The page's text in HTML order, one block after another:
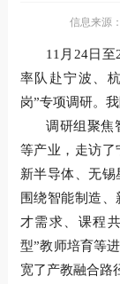
信息来源
11月24日
率队赴宁波、
岗”专项调研。
调研组聚焦
等产业，走访了
新半导体、无锡
围绕智能制造
才需求、课程
型”教师培育等
宽了产教融合路